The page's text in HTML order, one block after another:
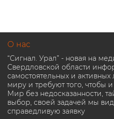
О нас
“Сигнал. Урал” - новая на
Свердловской области
самостоятельных и
миру и требуют того, чтобы
Мир без недосказанности,
выбор, своей задачей мы
справедливую заявку